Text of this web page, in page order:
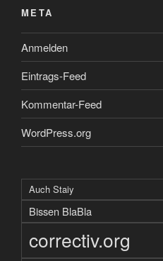
META
Anmelden
Eintrags-Feed
Kommentar-Feed
WordPress.org
Auch Staiy
Bissen BlaBla
correctiv.org